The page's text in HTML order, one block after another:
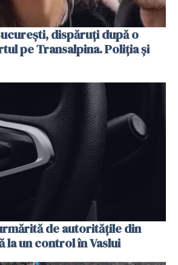
dispăruți după o
pe Transalpina. Poliția și
de autoritățile din
la un control în Vaslui